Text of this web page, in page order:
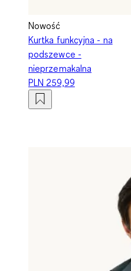
Nowość
Kurtka funkcyjna - na
podszewce -
nieprzemakalna
PLN 259,99